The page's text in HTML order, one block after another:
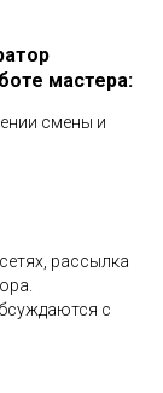
мастера:
смены и
рассылка
с